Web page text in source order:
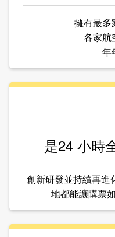
擁有最多
各家航
年
是24 小時
創新研發並持續再進
地都能讓購票